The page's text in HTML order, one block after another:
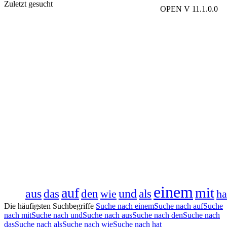
OPEN V 11.1.0.0
Zuletzt gesucht
ausdas aufden wie undals einemmit
Die häufigsten Suchbegriffe Suche nach einemSuche nach aufSuche
nach mitSuche nach undSuche nach ausSuche nach denSuche nach
dasSuche nach alsSuche nach wieSuche nach hat